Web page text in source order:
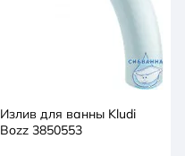
Излив для ванны Kludi
Bozz 3850553